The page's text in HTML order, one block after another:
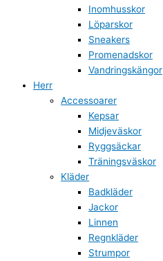
Inomhusskor
Löparskor
Sneakers
Promenadskor
Vandringskängor
Herr
Accessoarer
Kepsar
Midjeväskor
Ryggsäckar
Träningsväskor
Kläder
Badkläder
Jackor
Linnen
Regnkläder
Strumpor